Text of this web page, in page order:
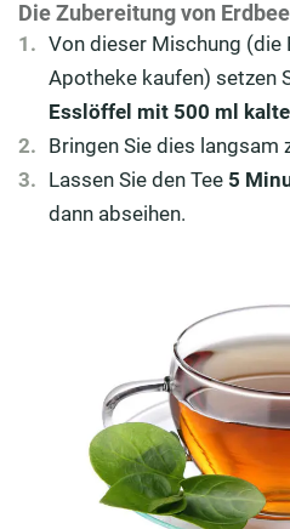
Die Zubereitung von
Von dieser Mischung (die
Apotheke kaufen) setzen
Esslöffel mit 500 ml
Bringen Sie dies langsam
Lassen Sie den Tee 5
dann abseihen.